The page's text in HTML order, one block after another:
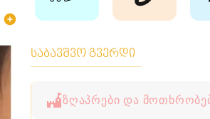
საბავშვო გვერდი
ზღაპრები და